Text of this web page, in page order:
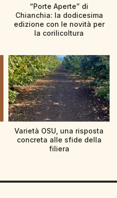
“Porte Aperte” di
Chianchia: la dodicesima
edizione con le novità per
la corilicoltura
Varietà OSU, una risposta
concreta alle sfide della
filiera